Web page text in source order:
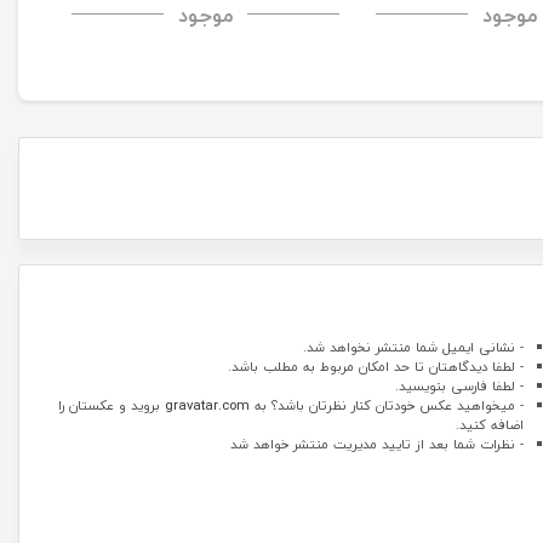
H+Pro Anti-موجود
Case
موجود
- نشانی ایمیل شما منتشر نخواهد شد.
- لطفا دیدگاهتان تا حد امکان مربوط به مطلب باشد.
- لطفا فارسی بنویسید.
- میخواهید عکس خودتان کنار نظرتان باشد؟ به gravatar.com بروید و عکستان را
اضافه کنید.
- نظرات شما بعد از تایید مدیریت منتشر خواهد شد